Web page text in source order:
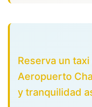
Reserva un
Aeropuerto
y tranquilidad